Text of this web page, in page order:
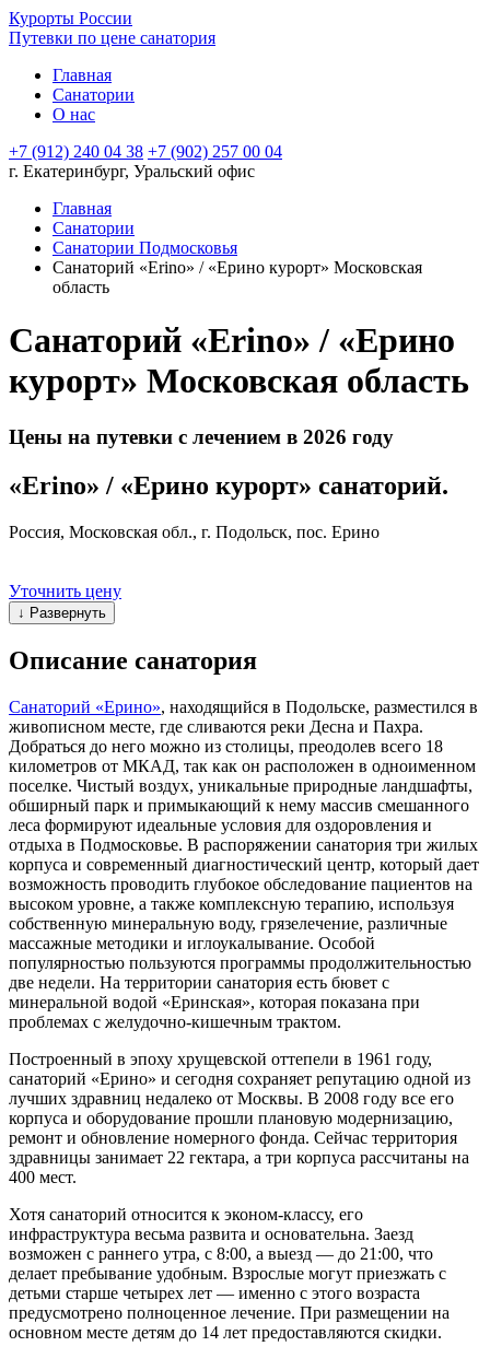
Курорты России
Путевки по цене санатория
Главная
Санатории
О нас
+7 (912) 240 04 38 +7 (902) 257 00 04
г. Екатеринбург, Уральский офис
Главная
Санатории
Санатории Подмосковья
Санаторий «Erino» / «Ерино курорт» Московская
область
Санаторий «Erino» / «Ерино
курорт» Московская область
Цены на путевки с лечением в 2026 году
«Erino» / «Ерино курорт» санаторий.
Россия, Московская обл., г. Подольск, пос. Ерино
Уточнить цену
↓ Развернуть
Описание санатория
Санаторий «Ерино», находящийся в Подольске, разместился в
живописном месте, где сливаются реки Десна и Пахра.
Добраться до него можно из столицы, преодолев всего 18
километров от МКАД, так как он расположен в одноименном
поселке. Чистый воздух, уникальные природные ландшафты,
обширный парк и примыкающий к нему массив смешанного
леса формируют идеальные условия для оздоровления и
отдыха в Подмосковье. В распоряжении санатория три жилых
корпуса и современный диагностический центр, который дает
возможность проводить глубокое обследование пациентов на
высоком уровне, а также комплексную терапию, используя
собственную минеральную воду, грязелечение, различные
массажные методики и иглоукалывание. Особой
популярностью пользуются программы продолжительностью
две недели. На территории санатория есть бювет с
минеральной водой «Еринская», которая показана при
проблемах с желудочно-кишечным трактом.
Построенный в эпоху хрущевской оттепели в 1961 году,
санаторий «Ерино» и сегодня сохраняет репутацию одной из
лучших здравниц недалеко от Москвы. В 2008 году все его
корпуса и оборудование прошли плановую модернизацию,
ремонт и обновление номерного фонда. Сейчас территория
здравницы занимает 22 гектара, а три корпуса рассчитаны на
400 мест.
Хотя санаторий относится к эконом-классу, его
инфраструктура весьма развита и основательна. Заезд
возможен с раннего утра, с 8:00, а выезд — до 21:00, что
делает пребывание удобным. Взрослые могут приезжать с
детьми старше четырех лет — именно с этого возраста
предусмотрено полноценное лечение. При размещении на
основном месте детям до 14 лет предоставляются скидки.